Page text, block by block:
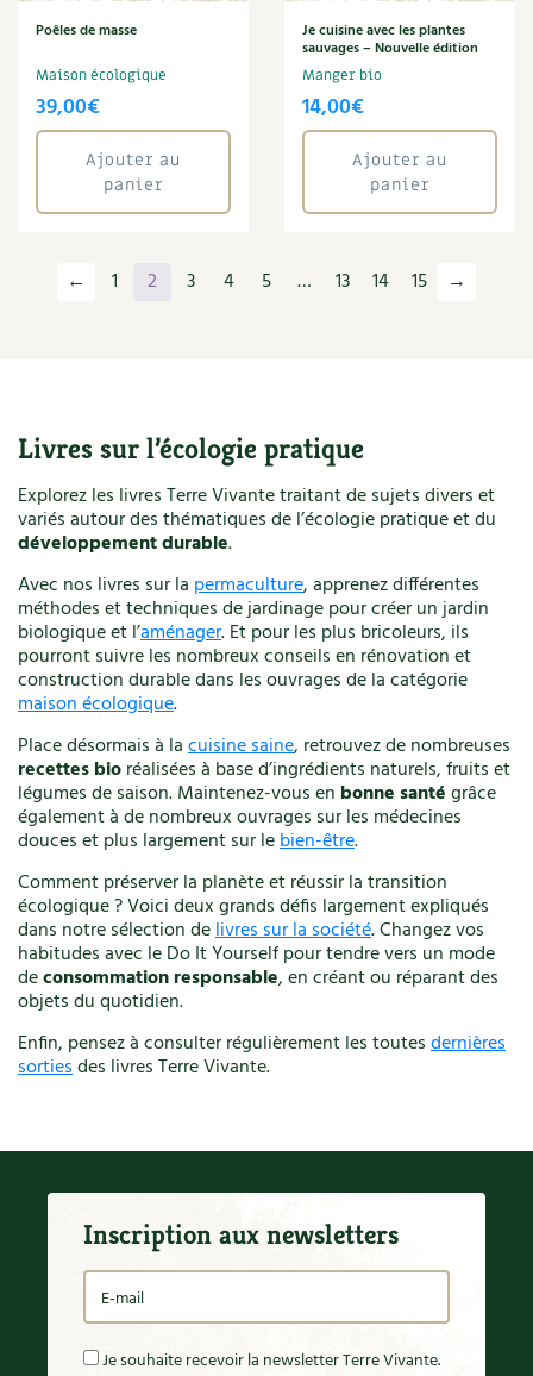
Santé
Savon
Séchoir solaire
Serge Schall
Sol
Sophie Graverand
Tomate
Tressage
Vannerie
Végétal
Vélo
Verger
Vêtements
Ville
Vin
Vincent Albouy
Xavier Mathias
Annuler les filtres
Poêles de masse
Maison écologique
39,00€
Ajouter au
panier
Je cuisine avec les plantes
sauvages – Nouvelle édition
Manger bio
14,00€
Ajouter au
panier
← 1 2 3 4 5 … 13 14 15 →
Livres sur l’écologie pratique
Explorez les livres Terre Vivante traitant de sujets divers et
variés autour des thématiques de l’écologie pratique et du
développement durable.
Avec nos livres sur la permaculture, apprenez différentes
méthodes et techniques de jardinage pour créer un jardin
biologique et l’aménager. Et pour les plus bricoleurs, ils
pourront suivre les nombreux conseils en rénovation et
construction durable dans les ouvrages de la catégorie
maison écologique.
Place désormais à lacuisine saine, retrouvez de nombreuses
recettes bioréalisées à base d’ingrédients naturels, fruits et
légumes de saison. Maintenez-vous en bonne santégrâce
également à de nombreux ouvrages sur les médecines
douces et plus largement sur lebien-être.
Comment préserver la planète et réussir la transition
écologique ? Voici deux grands défis largement expliqués
dans notre sélection delivres sur la société. Changez vos
habitudes avec le Do It Yourself pour tendre vers un mode
deconsommation responsable, en créant ou réparant des
objets du quotidien.
Enfin, pensez à consulter régulièrement les toutesdernières
sortiesdes livres Terre Vivante.
Inscription aux newsletters
Je souhaite recevoir la newsletter Terre Vivante.